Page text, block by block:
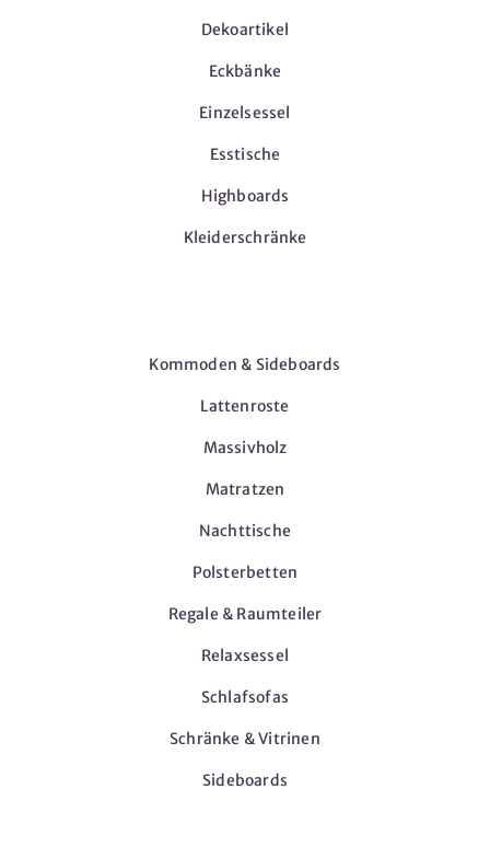
Dekoartikel
Eckbänke
Einzelsessel
Esstische
Highboards
Kleiderschränke
Kommoden & Sideboards
Lattenroste
Massivholz
Matratzen
Nachttische
Polsterbetten
Regale & Raumteiler
Relaxsessel
Schlafsofas
Schränke & Vitrinen
Sideboards